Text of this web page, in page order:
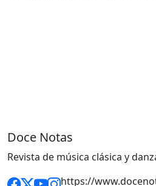
Doce Notas
Revista de música clásica y
https://